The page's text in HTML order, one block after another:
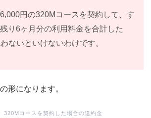
円の320Mコースを契約して、す
り6ヶ月分の利用料金を合計した
ないといけないわけです。
形になります。
コースを契約した場合の違約金